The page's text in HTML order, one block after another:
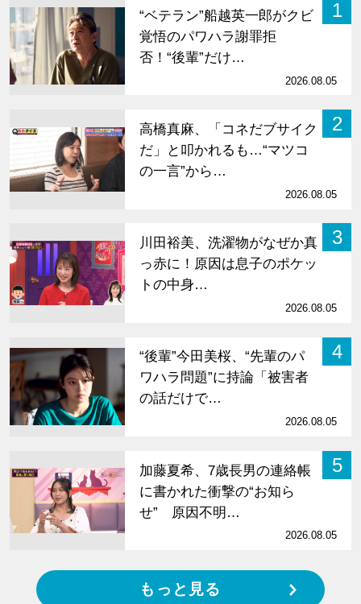
1
“ベテラン”船越英一郎がクビ
覚悟のパワハラ謝罪拒
否！“後輩”だけ…
2026.08.05
2
高橋真麻、「コネだブサイク
だ」と叩かれるも…“マツコ
の一言”から…
2026.08.05
3
川田裕美、洗濯物がなぜか真
っ赤に！原因は息子のポケッ
トの中身…
2026.08.05
4
“後輩”今田美桜、“先輩のパ
ワハラ問題”に持論「被害者
の話だけで…
2026.08.05
5
加藤夏希、7歳長男の連絡帳
に書かれた衝撃の“お知ら
せ” 原因不明…
2026.08.05
もっと見る